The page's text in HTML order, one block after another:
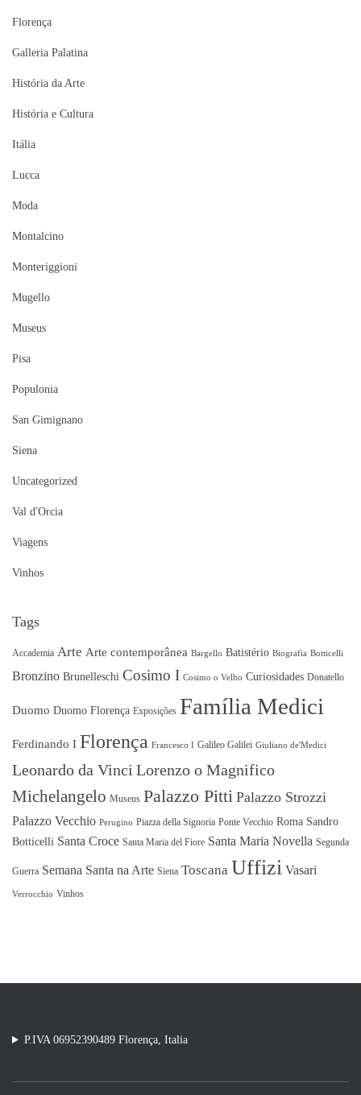
Florença
Galleria Palatina
História da Arte
História e Cultura
Itália
Lucca
Moda
Montalcino
Monteriggioni
Mugello
Museus
Pisa
Populonia
San Gimignano
Siena
Uncategorized
Val d'Orcia
Viagens
Vinhos
Tags
Accademia Arte Arte contemporânea Bargello Batistério Biografia Botticelli
Bronzino Brunelleschi Cosimo I Cosimo o Velho Curiosidades Donatello
Duomo Duomo Florença Exposições Família Medici
Ferdinando I Florença Francesco I Galileo Galilei Giuliano de'Medici
Leonardo da Vinci Lorenzo o Magnifico
Michelangelo Museus Palazzo Pitti Palazzo Strozzi
Palazzo Vecchio Perugino Piazza della Signoria Ponte Vecchio Roma Sandro
Botticelli Santa Croce Santa Maria del Fiore Santa Maria Novella Segunda
Guerra Semana Santa na Arte Siena Toscana Uffizi Vasari
Verrocchio Vinhos
P.IVA 06952390489 Florença, Italia